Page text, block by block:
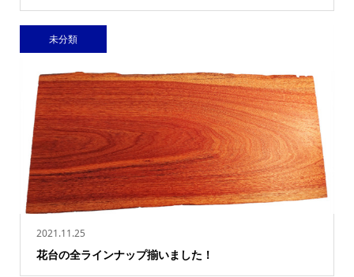
2021.11.25
花台の全ラインナップ揃いました！
未分類